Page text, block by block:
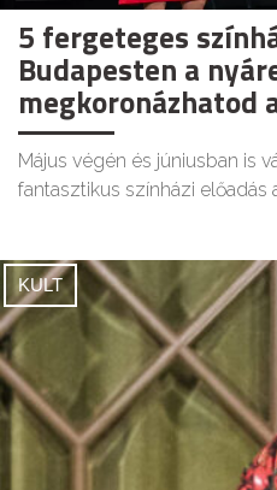
5 fergeteges
Budapesten a
megkoronázhatod
Május végén és júniusban is
fantasztikus színházi előadás
KULT